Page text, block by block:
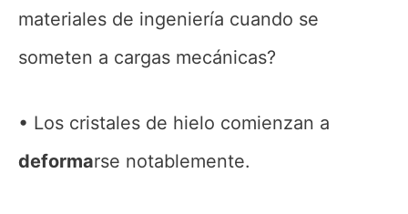
materiales de ingeniería cuando se
someten a cargas mecánicas?
Los cristales de hielo comienzan a
deformarse notablemente.